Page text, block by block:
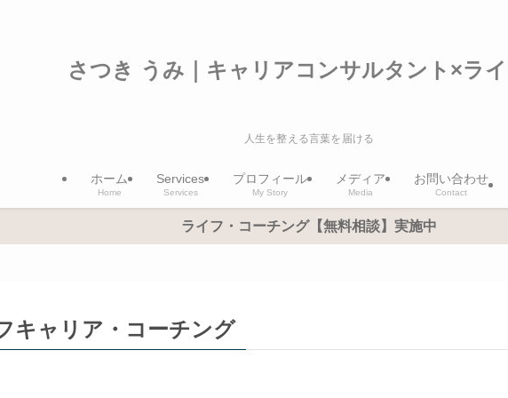
さつき うみ｜キャリアコンサルタント×ラ
人生を整える言葉を届ける
ホーム
Home
Services
Services
プロフィール
My Story
メディア
Media
お問い合わせ
Contact
ライフ・コーチング【無料相談】実施中
キャリア・コーチング